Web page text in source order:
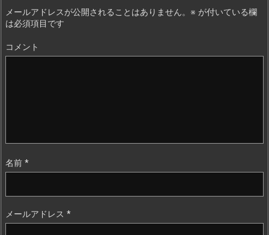
メールアドレスが公開されることはありません。 ※ が付いている欄
は必須項目です
コメント
名前 *
メールアドレス *